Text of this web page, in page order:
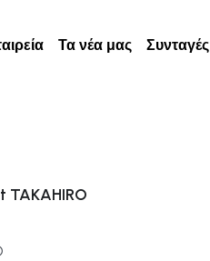
Τα νέα μας Συνταγές
TAKAHIRO